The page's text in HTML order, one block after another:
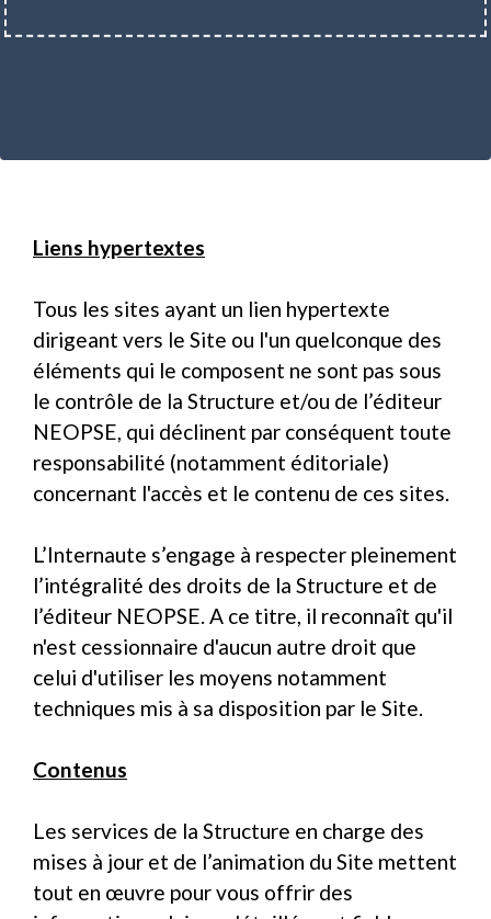
Liens hypertextes
Tous les sites ayant un lien hypertexte
dirigeant vers le Site ou l'un quelconque des
éléments qui le composent ne sont pas sous
le contrôle de la Structure et/ou de l’éditeur
NEOPSE, qui déclinent par conséquent toute
responsabilité (notamment éditoriale)
concernant l'accès et le contenu de ces sites.
L’Internaute s’engage à respecter pleinement
l’intégralité des droits de la Structure et de
l’éditeur NEOPSE. A ce titre, il reconnaît qu'il
n'est cessionnaire d'aucun autre droit que
celui d'utiliser les moyens notamment
techniques mis à sa disposition par le Site.
Contenus
Les services de la Structure en charge des
mises à jour et de l’animation du Site mettent
tout en œuvre pour vous offrir des